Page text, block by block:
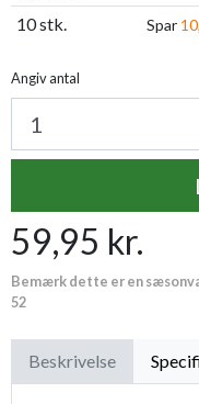
10 stk.
Spar
Angiv antal
59,95 kr.
Bemærk dette er en
52
Beskrivelse